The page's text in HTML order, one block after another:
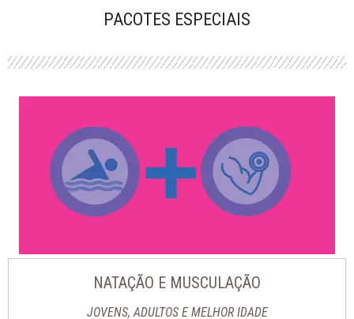
PACOTES ESPECIAIS
NATAÇÃO E MUSCULAÇÃO
JOVENS, ADULTOS E MELHOR IDADE